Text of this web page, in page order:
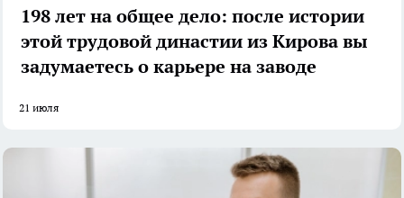
198 лет на общее дело: после истории
этой трудовой династии из Кирова вы
задумаетесь о карьере на заводе
21 июля